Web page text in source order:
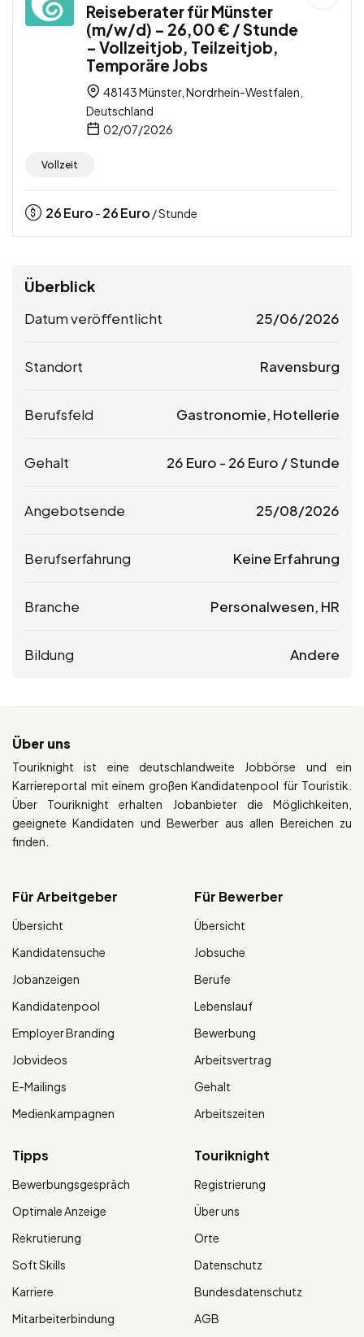
Reiseberater für Münster
(m/w/d) – 26,00 € / Stunde
– Vollzeitjob, Teilzeitjob,
Temporäre Jobs
48143 Münster, Nordrhein-Westfalen,
Deutschland
02/07/2026
Vollzeit
26Euro - 26Euro / Stunde
Überblick
Datum veröffentlicht 25/06/2026
Standort Ravensburg
Berufsfeld Gastronomie, Hotellerie
Gehalt 26 Euro - 26 Euro / Stunde
Angebotsende 25/08/2026
Berufserfahrung Keine Erfahrung
Branche Personalwesen, HR
Bildung Andere
Über uns
Touriknight ist eine deutschlandweite Jobbörse und ein
Karriereportal mit einem großen Kandidatenpool für Touristik.
Über Touriknight erhalten Jobanbieter die Möglichkeiten,
geeignete Kandidaten und Bewerber aus allen Bereichen zu
finden.
Für Arbeitgeber
Übersicht
Kandidatensuche
Jobanzeigen
Kandidatenpool
Employer Branding
Jobvideos
E-Mailings
Medienkampagnen
Für Bewerber
Übersicht
Jobsuche
Berufe
Lebenslauf
Bewerbung
Arbeitsvertrag
Gehalt
Arbeitszeiten
Tipps
Bewerbungsgespräch
Optimale Anzeige
Rekrutierung
Soft Skills
Karriere
Mitarbeiterbindung
Touriknight
Registrierung
Über uns
Orte
Datenschutz
Bundesdatenschutz
AGB